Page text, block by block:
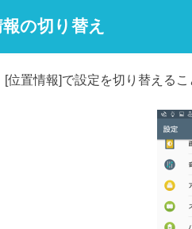
の切り替え
[位置情報]で設定を切り替える